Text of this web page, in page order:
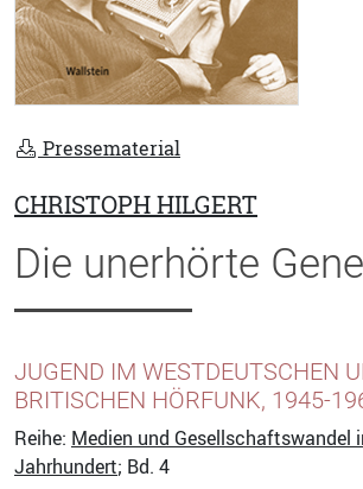
Pressematerial
CHRISTOPH HILGERT
Die unerhörte
JUGEND IM WESTDEUTSCHEN
BRITISCHEN HÖRFUNK, 1945-
Reihe: Medien und Gesellschaftswandel
Jahrhundert; Bd. 4